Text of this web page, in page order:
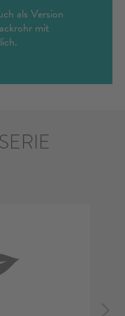
als Version
mit